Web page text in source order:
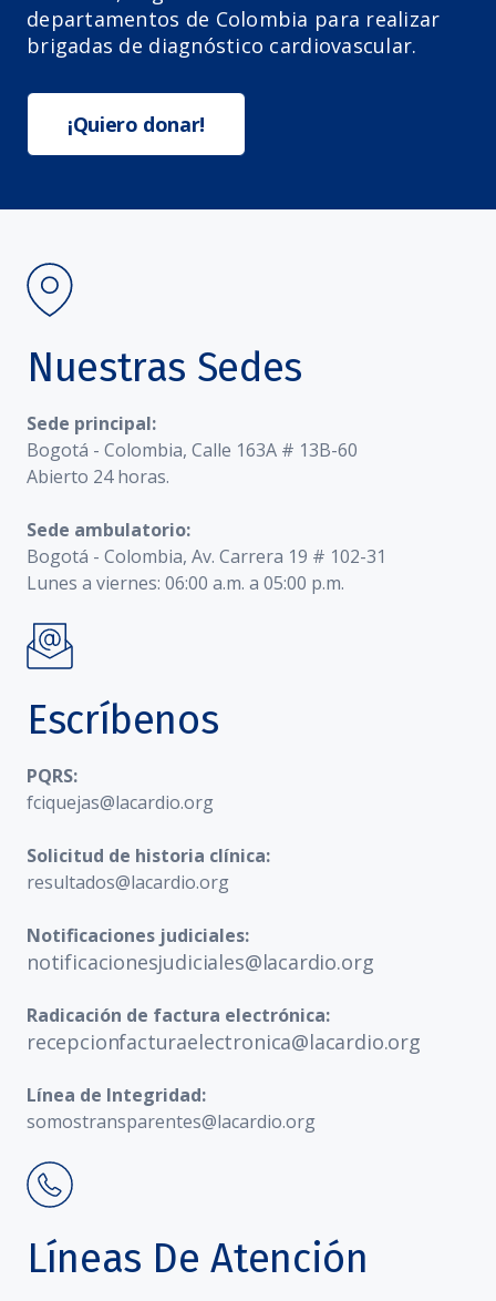
departamentos de Colombia para realizar
brigadas de diagnóstico cardiovascular.
¡Quiero donar!
Nuestras Sedes
Sede principal:
Bogotá - Colombia, Calle 163A # 13B-60
Abierto 24 horas.
Sede ambulatorio:
Bogotá - Colombia, Av. Carrera 19 # 102-31
Lunes a viernes: 06:00 a.m. a 05:00 p.m.
Escríbenos
PQRS:
fciquejas@lacardio.org
Solicitud de historia clínica:
resultados@lacardio.org
Notificaciones judiciales:
notificacionesjudiciales@lacardio.org
Radicación de factura electrónica:
recepcionfacturaelectronica@lacardio.org
Línea de Integridad:
somostransparentes@lacardio.org
Líneas De Atención